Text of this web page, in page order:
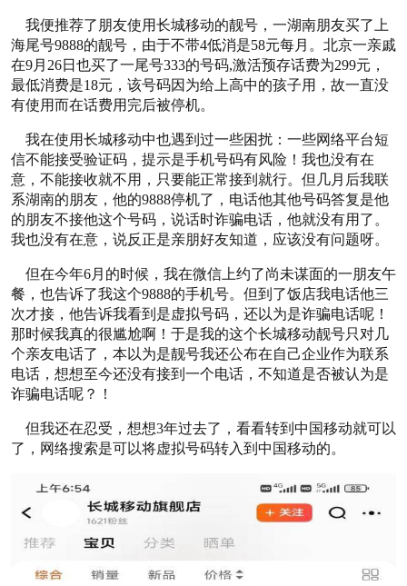
我便推荐了朋友使用长城移动的靓号，一湖南朋友买了上
海尾号9888的靓号，由于不带4低消是58元每月。北京一亲戚
在9月26日也买了一尾号333的号码,激活预存话费为299元，
最低消费是18元，该号码因为给上高中的孩子用，故一直没
有使用而在话费用完后被停机。
我在使用长城移动中也遇到过一些困扰：一些网络平台短
信不能接受验证码，提示是手机号码有风险！我也没有在
意，不能接收就不用，只要能正常接到就行。但几月后我联
系湖南的朋友，他的9888停机了，电话他其他号码答复是他
的朋友不接他这个号码，说话时诈骗电话，他就没有用了。
我也没有在意，说反正是亲朋好友知道，应该没有问题呀。
但在今年6月的时候，我在微信上约了尚未谋面的一朋友午
餐，也告诉了我这个9888的手机号。但到了饭店我电话他三
次才接，他告诉我看到是虚拟号码，还以为是诈骗电话呢！
那时候我真的很尴尬啊！于是我的这个长城移动靓号只对几
个亲友电话了，本以为是靓号我还公布在自己企业作为联系
电话，想想至今还没有接到一个电话，不知道是否被认为是
诈骗电话呢？！
但我还在忍受，想想3年过去了，看看转到中国移动就可以
了，网络搜索是可以将虚拟号码转入到中国移动的。